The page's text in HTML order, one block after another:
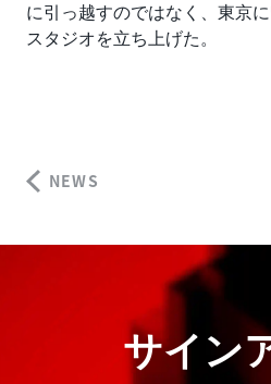
に引っ越すのではなく、東京
スタジオを立ち上げた。
NEWS
サイン